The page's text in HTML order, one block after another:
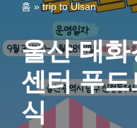
홈 »trip to Ulsan
울산 태
센터 푸
식